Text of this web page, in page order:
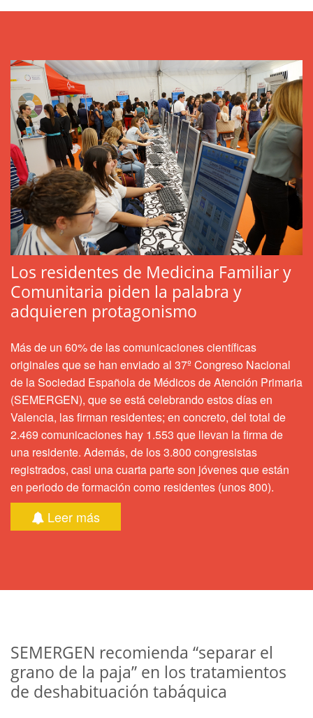
Los residentes de Medicina Familiar y
Comunitaria piden la palabra y
adquieren protagonismo
Más de un 60% de las comunicaciones científicas
originales que se han enviado al 37º Congreso Nacional
de la Sociedad Española de Médicos de Atención Primaria
(SEMERGEN), que se está celebrando estos días en
Valencia, las firman residentes; en concreto, del total de
2.469 comunicaciones hay 1.553 que llevan la firma de
una residente. Además, de los 3.800 congresistas
registrados, casi una cuarta parte son jóvenes que están
en periodo de formación como residentes (unos 800).
Leer más
SEMERGEN recomienda “separar el
grano de la paja” en los tratamientos
de deshabituación tabáquica